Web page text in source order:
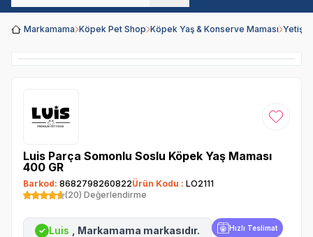
Markamama Köpek Pet Shop Köpek Yaş & Konserve Maması
Favoriye
Luis Parça Somonlu Soslu Köpek Yaş Maması
400 GR
Barkod: 8682798260822Ürün Kodu : LO2111
(20) Değerlendirme
✓ Luis , Markamama markasıdır. Hızlı Teslimat